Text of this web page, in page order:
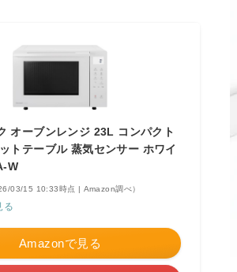
オーブンレンジ 23L コンパクト
トテーブル 蒸気センサー ホワイ
W
03/15 10:33時点 | Amazon調べ）
る
Amazonで見る